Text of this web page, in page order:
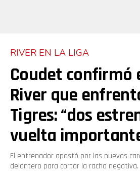
RIVER EN LA LIGA
Coudet confirmó
River que
Tigres: “dos
vuelta
El entrenador apostó por las nuevas
delantero para cortar la racha negativa.